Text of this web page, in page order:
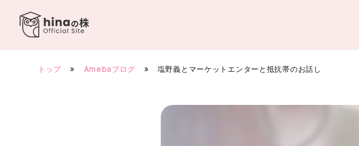
トップ » Amebaブログ » 塩野義とマーケットエンターと抵抗帯のお話し